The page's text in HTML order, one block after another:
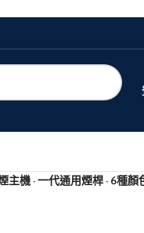
主機 · 一代通用煙桿 · 6種顏